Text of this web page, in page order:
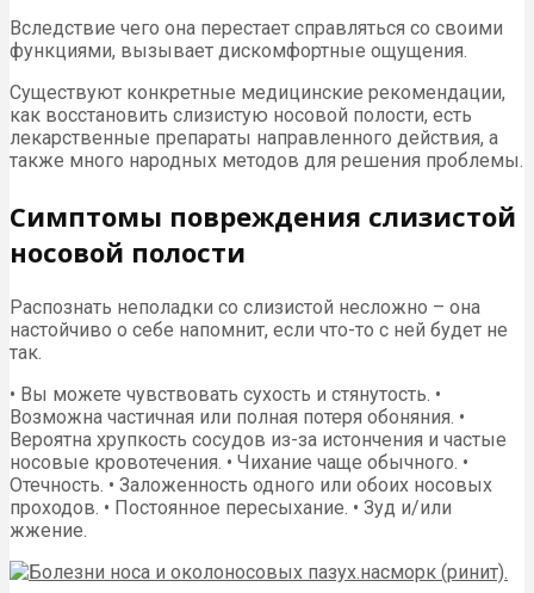
Вследствие чего она перестает справляться со своими
функциями, вызывает дискомфортные ощущения.
Существуют конкретные медицинские рекомендации,
как восстановить слизистую носовой полости, есть
лекарственные препараты направленного действия, а
также много народных методов для решения проблемы.
Симптомы повреждения слизистой
носовой полости
Распознать неполадки со слизистой несложно – она
настойчиво о себе напомнит, если что-то с ней будет не
так.
• Вы можете чувствовать сухость и стянутость. •
Возможна частичная или полная потеря обоняния. •
Вероятна хрупкость сосудов из-за истончения и частые
носовые кровотечения. • Чихание чаще обычного. •
Отечность. • Заложенность одного или обоих носовых
проходов. • Постоянное пересыхание. • Зуд и/или
жжение.